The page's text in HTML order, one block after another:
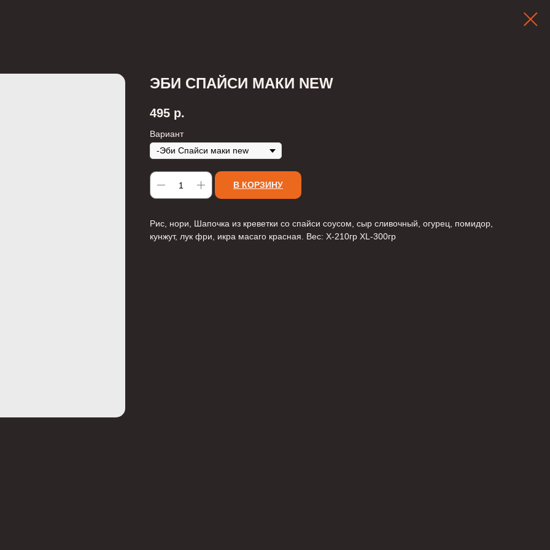
ЭБИ СПАЙСИ МАКИ NEW
495 р.
Вариант
В КОРЗИНУ
Рис, нори, Шапочка из креветки со спайси соусом, сыр сливочный, огурец, помидор,
кунжут, лук фри, икра масаго красная. Вес: X-210гр XL-300гр